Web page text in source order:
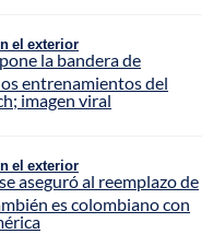
el exterior
la bandera de
entrenamientos del
imagen viral
el exterior
aseguró al reemplazo de
es colombiano con